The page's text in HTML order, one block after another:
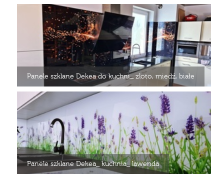
Panele szklane Dekea do kuchni_ zloto, miedź, białe
Panele szklane Dekea_ kuchnia_ lawenda